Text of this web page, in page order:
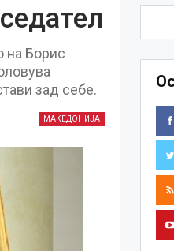
на Борис
зад себе.
МАКЕДОНИЈА